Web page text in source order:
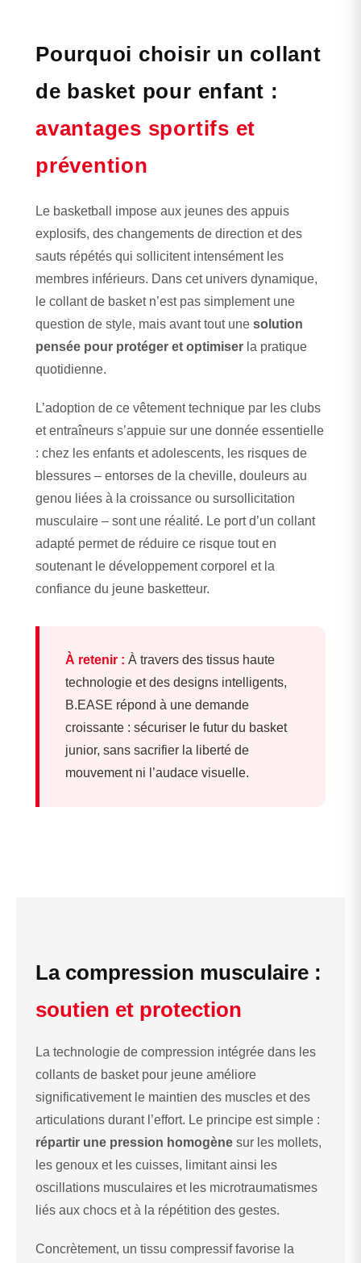
Pourquoi choisir un collant
de basket pour enfant :
avantages sportifs et
prévention
Le basketball impose aux jeunes des appuis
explosifs, des changements de direction et des
sauts répétés qui sollicitent intensément les
membres inférieurs. Dans cet univers dynamique,
le collant de basket n’est pas simplement une
question de style, mais avant tout une solution
pensée pour protéger et optimiser la pratique
quotidienne.
L’adoption de ce vêtement technique par les clubs
et entraîneurs s’appuie sur une donnée essentielle
: chez les enfants et adolescents, les risques de
blessures – entorses de la cheville, douleurs au
genou liées à la croissance ou sursollicitation
musculaire – sont une réalité. Le port d’un collant
adapté permet de réduire ce risque tout en
soutenant le développement corporel et la
confiance du jeune basketteur.
À retenir : À travers des tissus haute
technologie et des designs intelligents,
B.EASE répond à une demande
croissante : sécuriser le futur du basket
junior, sans sacrifier la liberté de
mouvement ni l’audace visuelle.
La compression musculaire :
soutien et protection
La technologie de compression intégrée dans les
collants de basket pour jeune améliore
significativement le maintien des muscles et des
articulations durant l’effort. Le principe est simple :
répartir une pression homogène sur les mollets,
les genoux et les cuisses, limitant ainsi les
oscillations musculaires et les microtraumatismes
liés aux chocs et à la répétition des gestes.
Concrètement, un tissu compressif favorise la